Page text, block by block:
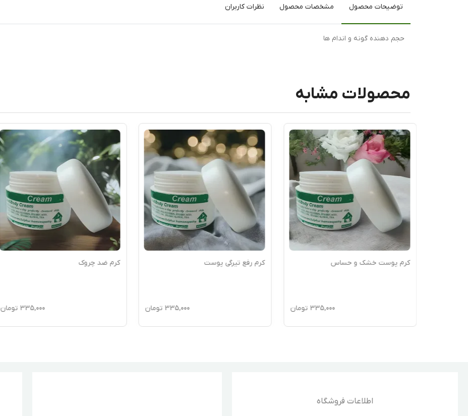
توضیحات محصول مشخصات محصول نظرات کاربران
حجم دهنده گونه و اندام ها
محصولات مشابه
کرم پوست خشک و حساس
335,000 تومان
کرم رفع تیرگی پوست
335,000 تومان
کرم ضد چروک
335,000 تومان
اطلاعات فروشگاه